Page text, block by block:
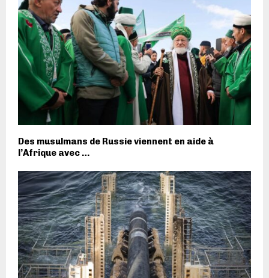
Des musulmans de Russie viennent en aide à
l’Afrique avec …